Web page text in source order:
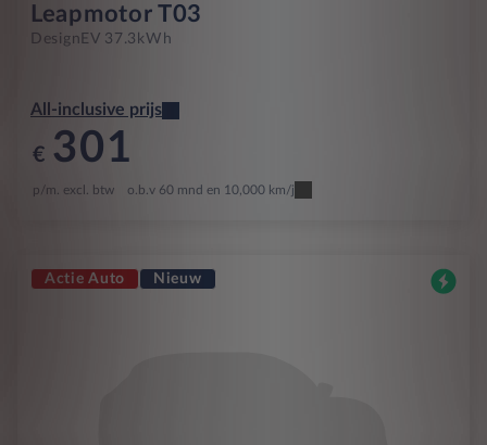
Leapmotor T03
Design EV 37.3kWh
All-inclusive prijs
€ 301
p/m. excl. btw o.b.v 60 mnd en 10,000 km/j
Actie Auto Nieuw